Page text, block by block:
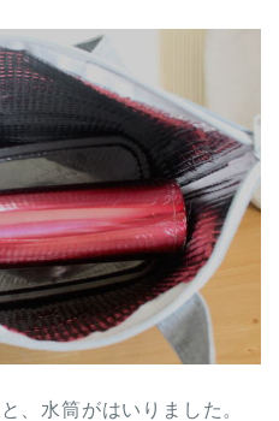
、水筒がはいりました。